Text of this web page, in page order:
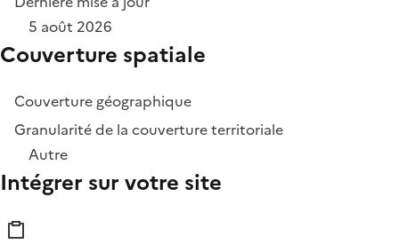
5 août 2026
Couverture spatiale
Couverture géographique
Granularité de la couverture territoriale
Autre
Intégrer sur votre site